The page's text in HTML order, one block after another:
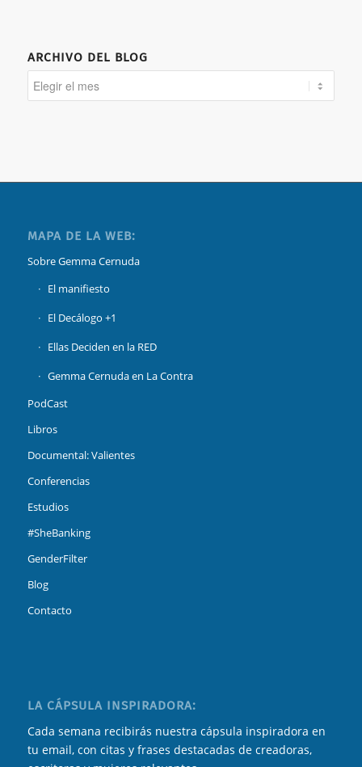
ARCHIVO DEL BLOG
MAPA DE LA WEB:
Sobre Gemma Cernuda
El manifiesto
El Decálogo +1
Ellas Deciden en la RED
Gemma Cernuda en La Contra
PodCast
Libros
Documental: Valientes
Conferencias
Estudios
#SheBanking
GenderFilter
Blog
Contacto
LA CÁPSULA INSPIRADORA:
Cada semana recibirás nuestra cápsula inspiradora en
tu email, con citas y frases destacadas de creadoras,